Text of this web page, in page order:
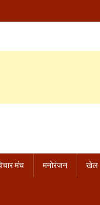
मंच मनोरंजन खेल